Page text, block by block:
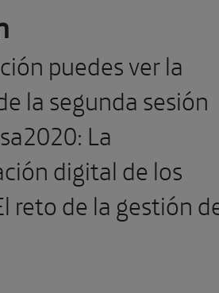
puedes ver la
la segunda sesión
La
digital de los
reto de la gestión